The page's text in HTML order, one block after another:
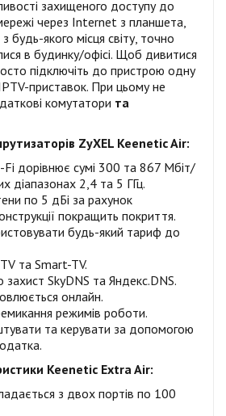
захищеного доступу до
через Internet з планшета,
якого місця світу, точно
в будинку/офісі. Щоб дивитися
підключіть до пристрою одну
приставок. При цьому не
комутатори та
ZyXEL Keenetic Air:
Fi дорівнює сумі 300 та 867 Мбіт/
діапазонах 2,4 та 5 ГГц.
по 5 дБі за рахунок
покращить покриття.
будь-який тариф до
та Smart-TV.
SkyDNS та Яндекс.DNS.
онлайн.
режимів роботи.
та керувати за допомогою
Keenetic Extra Air:
з двох портів по 100